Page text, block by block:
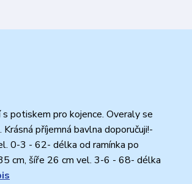
potiskem pro kojence. Overaly se
příjemná bavlna doporučuji!-
0-3 - 62- délka od ramínka po
cm, šíře 26 cm vel. 3-6 - 68- délka